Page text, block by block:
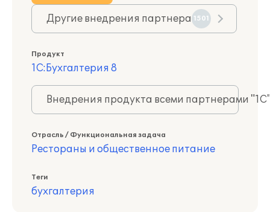
Другие внедрения партнера 1501
Продукт
1С:Бухгалтерия 8
Внедрения продукта всеми партнерами
Отрасль / Функциональная задача
Рестораны и общественное питание
Теги
бухгалтерия